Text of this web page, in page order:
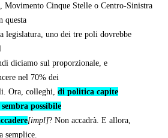
Movimento Cinque Stelle o Centro-Sinistra
questa
legislatura, uno dei tre poli dovrebbe
diciamo sul proporzionale, e
nel 70% dei
Ora, colleghi, di politica capite
possibile
[impl]? Non accadrà. E allora,
semplice.